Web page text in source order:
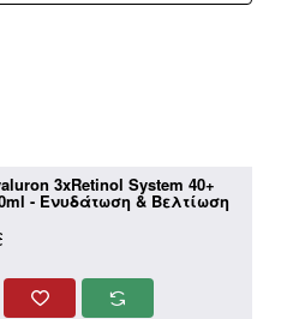
3xRetinol System 40+
- Ενυδάτωση & Βελτίωση